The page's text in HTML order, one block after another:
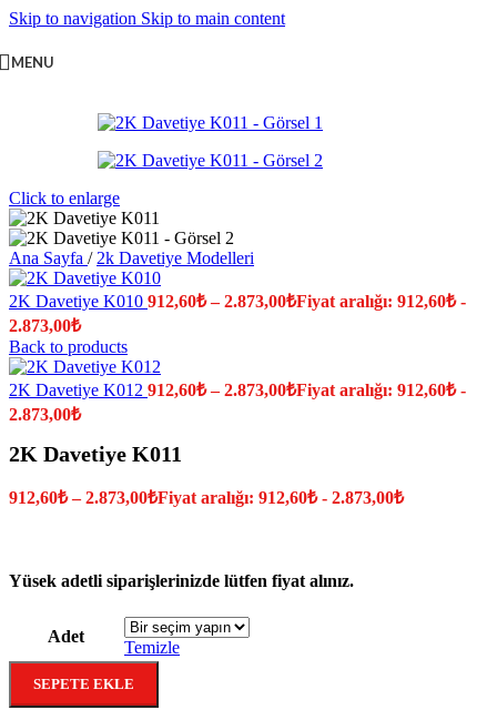
Skip to navigation Skip to main content
MENU
Click to enlarge
Ana Sayfa / 2k Davetiye Modelleri
2K Davetiye K010 912,60₺ –2.873,00₺Fiyat aralığı: 912,60₺ -
2.873,00₺
Back to products
2K Davetiye K012 912,60₺ –2.873,00₺Fiyat aralığı: 912,60₺ -
2.873,00₺
2K Davetiye K011
912,60₺ –2.873,00₺Fiyat aralığı: 912,60₺ - 2.873,00₺
Yüsek adetli siparişlerinizde lütfen fiyat alınız.
Adet
Temizle
SEPETE EKLE